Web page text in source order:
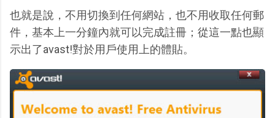
也就是說，不用切換到任何網站，也不用收取任何郵
件，基本上一分鐘內就可以完成註冊；從這一點也顯
示出了avast!對於用戶使用上的體貼。